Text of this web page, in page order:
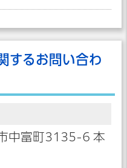
するお問い合わ
中富町3135-6 本